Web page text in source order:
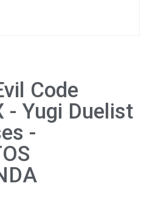
Code
- Yugi Duelist
-